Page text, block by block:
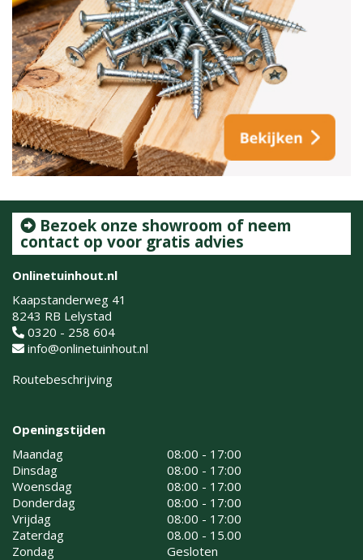
Bezoek onze showroom of neem
contact op voor gratis advies
Onlinetuinhout.nl
Kaapstanderweg 41
8243 RB Lelystad
0320 - 258 604
info@onlinetuinhout.nl
Routebeschrijving
Openingstijden
Maandag
08:00 - 17:00
Dinsdag
08:00 - 17:00
Woensdag
08:00 - 17:00
Donderdag
08:00 - 17:00
Vrijdag
08:00 - 17:00
Zaterdag
08.00 - 15.00
Zondag
Gesloten